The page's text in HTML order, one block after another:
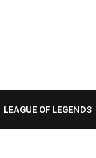
LEAGUE OF LEGENDS